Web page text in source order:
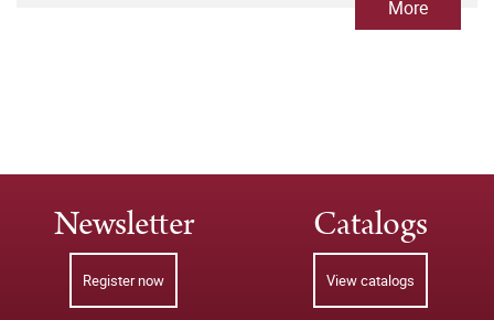
More
Newsletter
Register now
Catalogs
View catalogs